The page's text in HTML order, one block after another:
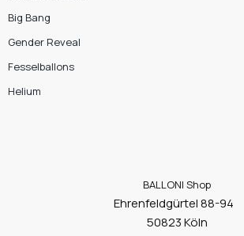
Big Bang
Gender Reveal
Fesselballons
Helium
BALLONI Shop
Ehrenfeldgürtel 88-94
50823 Köln